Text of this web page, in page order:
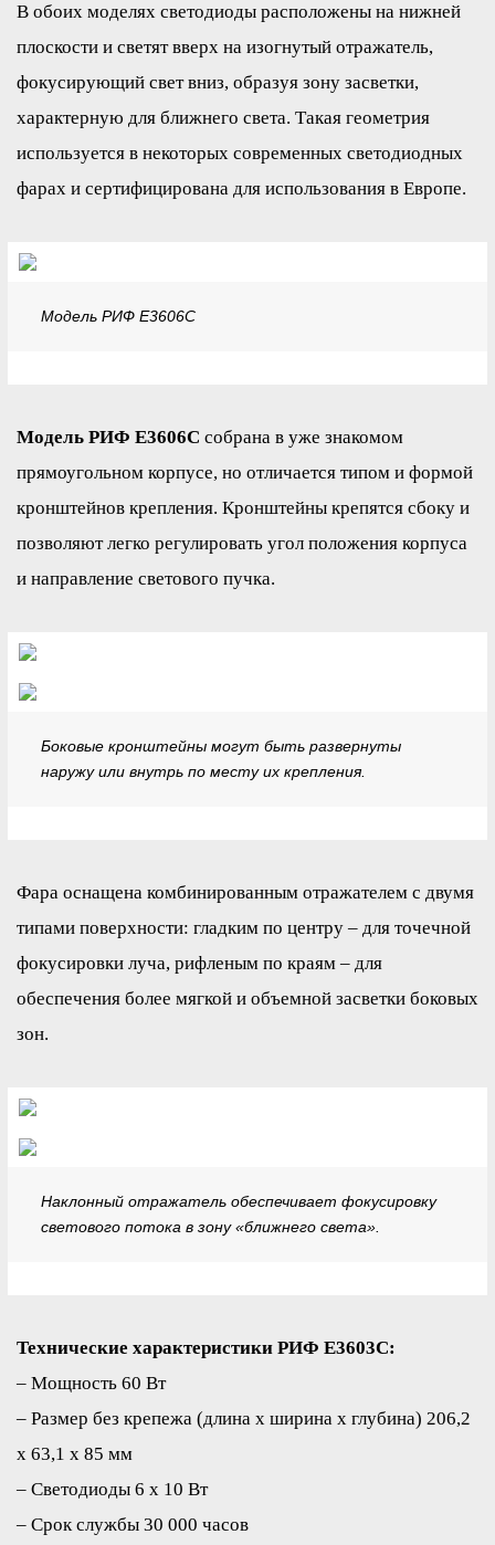
В обоих моделях светодиоды расположены на нижней
плоскости и светят вверх на изогнутый отражатель,
фокусирующий свет вниз, образуя зону засветки,
характерную для ближнего света. Такая геометрия
используется в некоторых современных светодиодных
фарах и сертифицирована для использования в Европе.
Модель РИФ E3606C
Модель РИФ E3606C собрана в уже знакомом
прямоугольном корпусе, но отличается типом и формой
кронштейнов крепления. Кронштейны крепятся сбоку и
позволяют легко регулировать угол положения корпуса
и направление светового пучка.
Боковые кронштейны могут быть развернуты
наружу или внутрь по месту их крепления.
Фара оснащена комбинированным отражателем с двумя
типами поверхности: гладким по центру – для точечной
фокусировки луча, рифленым по краям – для
обеспечения более мягкой и объемной засветки боковых
зон.
Наклонный отражатель обеспечивает фокусировку
светового потока в зону «ближнего света».
Технические характеристики РИФ E3603C:
– Мощность 60 Вт
– Размер без крепежа (длина х ширина х глубина) 206,2
х 63,1 х 85 мм
– Светодиоды 6 х 10 Вт
– Срок службы 30 000 часов